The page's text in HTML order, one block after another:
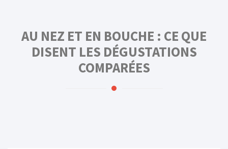
AU NEZ ET EN BOUCHE : CE QUE
DISENT LES DÉGUSTATIONS
COMPARÉES